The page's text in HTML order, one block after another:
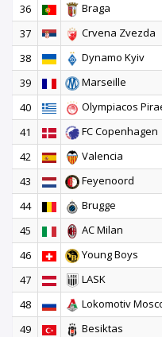
36
Braga
37
Crvena Zvezda
38
Dynamo Kyiv
39
Marseille
40
Olympiacos
41
FC Copenhagen
42
Valencia
43
Feyenoord
44
Brugge
45
AC Milan
46
Young Boys
47
LASK
48
Lokomotiv
49
Besiktas